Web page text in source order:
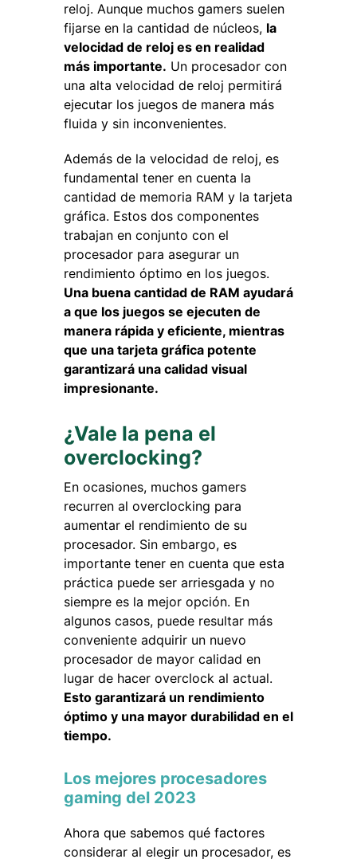
reloj. Aunque muchos gamers suelen
fijarse en la cantidad de núcleos, la
velocidad de reloj es en realidad
más importante. Un procesador con
una alta velocidad de reloj permitirá
ejecutar los juegos de manera más
fluida y sin inconvenientes.
Además de la velocidad de reloj, es
fundamental tener en cuenta la
cantidad de memoria RAM y la tarjeta
gráfica. Estos dos componentes
trabajan en conjunto con el
procesador para asegurar un
rendimiento óptimo en los juegos.
Una buena cantidad de RAM ayudará
a que los juegos se ejecuten de
manera rápida y eficiente, mientras
que una tarjeta gráfica potente
garantizará una calidad visual
impresionante.
¿Vale la pena el
overclocking?
En ocasiones, muchos gamers
recurren al overclocking para
aumentar el rendimiento de su
procesador. Sin embargo, es
importante tener en cuenta que esta
práctica puede ser arriesgada y no
siempre es la mejor opción. En
algunos casos, puede resultar más
conveniente adquirir un nuevo
procesador de mayor calidad en
lugar de hacer overclock al actual.
Esto garantizará un rendimiento
óptimo y una mayor durabilidad en el
tiempo.
Los mejores procesadores
gaming del 2023
Ahora que sabemos qué factores
considerar al elegir un procesador, es